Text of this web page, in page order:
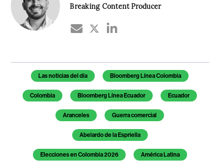
Breaking Content Producer
Temas de este artículo
Las noticias del día Bloomberg Línea Colombia
Colombia Bloomberg Línea Ecuador Ecuador
Aranceles Guerra comercial
Abelardo de la Espriella
Elecciones en Colombia 2026 América Latina